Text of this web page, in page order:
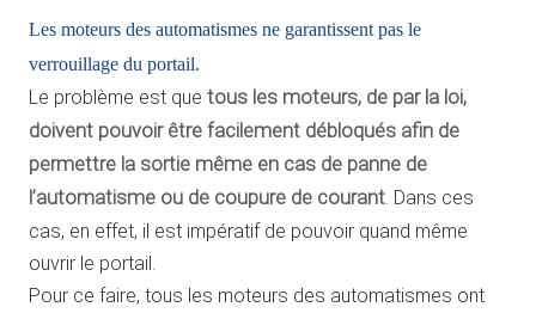
Les moteurs des automatismes ne garantissent pas le
verrouillage du portail.
Le problème est que tous les moteurs, de par la loi,
doivent pouvoir être facilement débloqués afin de
permettre la sortie même en cas de panne de
l’automatisme ou de coupure de courant. Dans ces
cas, en effet, il est impératif de pouvoir quand même
ouvrir le portail.
Pour ce faire, tous les moteurs des automatismes ont